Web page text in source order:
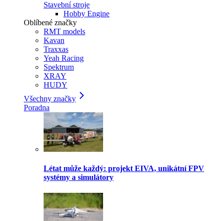
Stavební stroje
Hobby Engine
Oblíbené značky
RMT models
Kavan
Traxxas
Yeah Racing
Spektrum
XRAY
HUDY
Všechny značky
Poradna
Létat může každý: projekt EIVA, unikátní FPV
systémy a simulátory